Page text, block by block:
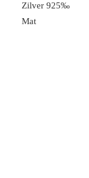
Zilver 925‰
Mat